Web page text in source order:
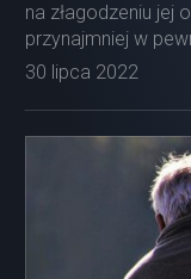
na złagodzeniu jej
przynajmniej w
30 lipca 2022